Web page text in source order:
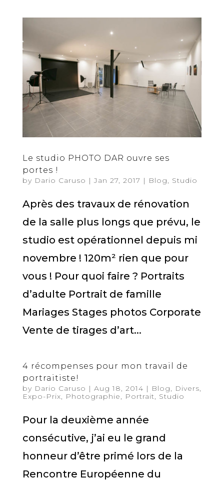
Le studio PHOTO DAR ouvre ses
portes !
by Dario Caruso |Jan 27, 2017 | Blog, Studio
Après des travaux de rénovation
de la salle plus longs que prévu, le
studio est opérationnel depuis mi
novembre ! 120m² rien que pour
vous ! Pour quoi faire ? Portraits
d’adulte Portrait de famille
Mariages Stages photos Corporate
Vente de tirages d’art...
4 récompenses pour mon travail de
portraitiste!
by Dario Caruso | Aug 18, 2014 | Blog, Divers,
Expo-Prix, Photographie, Portrait, Studio
Pour la deuxième année
consécutive, j’ai eu le grand
honneur d’être primé lors de la
Rencontre Européenne du